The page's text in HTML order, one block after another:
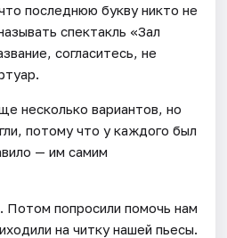
последнюю букву никто не
спектакль «Зал
согласитесь, не
несколько вариантов, но
потому что у каждого был
— им самим
попросили помочь нам
на читку нашей пьесы.